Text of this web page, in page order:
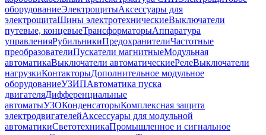
оборудованиеЭлектрощитыАксессуары для
электрощитаШины электротехническиеВыключатели
путевые, концевыеТрансформаторыАппаратура
управленияРубильникиПредохранителиЧастотные
преобразователиПускатели магнитныеМодульная
автоматикаВыключатели автоматическиеРелеВыключатели
нагрузкиКонтакторыДополнительное модульное
оборудованиеУЗИПАвтоматика пуска
двигателяДифференциальные
автоматыУЗОКонденсаторыКомплексная защита
электродвигателейАксессуары для модульной
автоматикиСветотехникаПромышленное и сигнальное